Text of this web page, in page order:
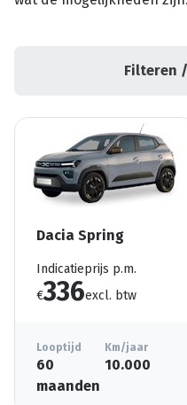
Filteren
Dacia Spring
Indicatieprijs p.m.
€336excl. btw
Looptijd
60
maanden
Km/jaar
10.000